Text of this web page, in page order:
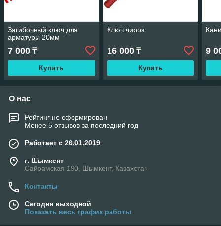
Загибочный ключ для
арматуры 20мм
7 000 ₸
Купить
Ключ чироз
16 000₸
Купить
9
О нас
Рейтинг не сформирован
Менее 5 отзывов за последний год
Работает с 26.01.2019
г. Шымкент
Сайрамская 190, Шымкент, Казахстан
Контакты
Сегодня выходной
Показать весь график работы